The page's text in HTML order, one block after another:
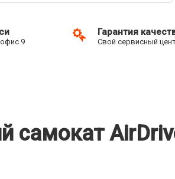
9
Гарантия
Свой сервисный
самокат